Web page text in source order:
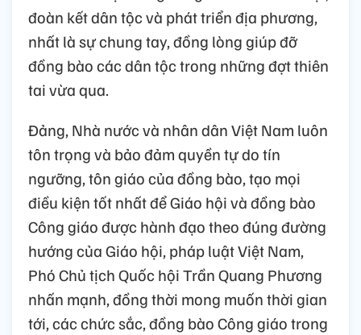
đoàn kết dân tộc và phát triển địa phương,
nhất là sự chung tay, đồng lòng giúp đỡ
đồng bào các dân tộc trong những đợt thiên
tai vừa qua.
Đảng, Nhà nước và nhân dân Việt Nam luôn
tôn trọng và bảo đảm quyền tự do tín
ngưỡng, tôn giáo của đồng bào, tạo mọi
điều kiện tốt nhất để Giáo hội và đồng bào
Công giáo được hành đạo theo đúng đường
hướng của Giáo hội, pháp luật Việt Nam,
Phó Chủ tịch Quốc hội Trần Quang Phương
nhấn mạnh, đồng thời mong muốn thời gian
tới, các chức sắc, đồng bào Công giáo trong